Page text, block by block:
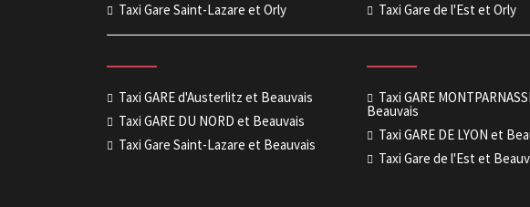
Taxi Gare Saint-Lazare et Orly
Taxi Gare de l'Est et Orly
Taxi GARE d'Austerlitz et Beauvais
Taxi GARE DU NORD et Beauvais
Taxi Gare Saint-Lazare et Beauvais
Taxi GARE
Beauvais
Taxi GARE DE LYON et
Taxi Gare de l'Est et